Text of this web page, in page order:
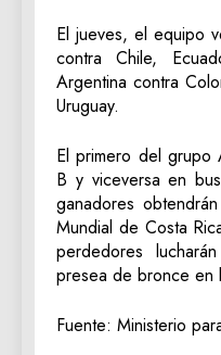
El jueves, el equipo
contra Chile,
Argentina contra
Uruguay.
El primero del
B y viceversa en
ganadores
Mundial de Costa
perdedores
presea de bronce en
Fuente: Ministerio